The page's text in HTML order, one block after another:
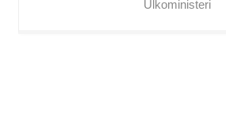
Ulkoministeri